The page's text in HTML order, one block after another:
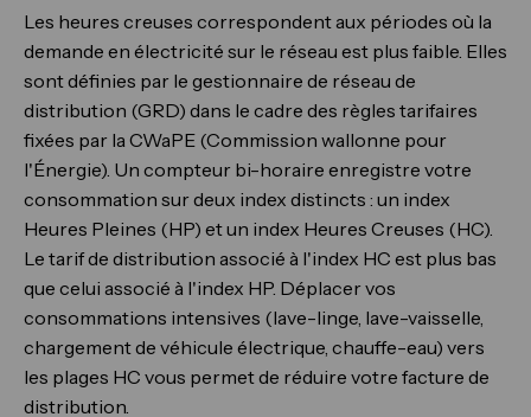
Les heures creuses correspondent aux périodes où la
demande en électricité sur le réseau est plus faible. Elles
sont définies par le gestionnaire de réseau de
distribution (GRD) dans le cadre des règles tarifaires
fixées par la CWaPE (Commission wallonne pour
l'Énergie). Un compteur bi-horaire enregistre votre
consommation sur deux index distincts : un index
Heures Pleines (HP) et un index Heures Creuses (HC).
Le tarif de distribution associé à l'index HC est plus bas
que celui associé à l'index HP. Déplacer vos
consommations intensives (lave-linge, lave-vaisselle,
chargement de véhicule électrique, chauffe-eau) vers
les plages HC vous permet de réduire votre facture de
distribution.